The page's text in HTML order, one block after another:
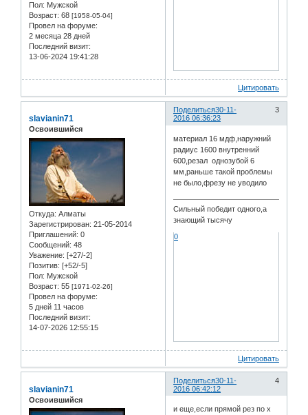
Пол: Мужской
Возраст: 68 [1958-05-04]
Провел на форуме:
2 месяца 28 дней
Последний визит:
13-06-2024 19:41:28
Цитировать
Поделиться 3
30-11-
2016 06:36:23
slavianin71
Освоившийся
Откуда: Алматы
Зарегистрирован: 21-05-2014
Приглашений: 0
Сообщений: 48
Уважение: [+27/-2]
Позитив: [+52/-5]
Пол: Мужской
Возраст: 55 [1971-02-26]
Провел на форуме:
5 дней 11 часов
Последний визит:
14-07-2026 12:55:15
материал 16 мдф,наружний
радиус 1600 внутренний
600,резал однозубой 6
мм,раньше такой проблемы
не было,фрезу не уводило
Сильный победит одного,а
знающий тысячу
0
Цитировать
Поделиться 4
30-11-
2016 06:42:12
slavianin71
Освоившийся
и еще,если прямой рез по x